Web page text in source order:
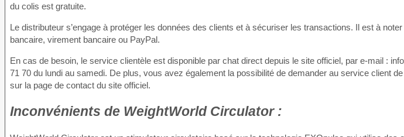
du colis est gratuite.
Le distributeur s’engage à protéger les données des clients et à sécuriser les transactions. Il est à
bancaire, virement bancaire ou PayPal.
En cas de besoin, le service clientèle est disponible par chat direct depuis le site officiel, par e-mail :
71 70 du lundi au samedi. De plus, vous avez également la possibilité de demander au service client
sur la page de contact du site officiel.
Inconvénients de WeightWorld Circulator :